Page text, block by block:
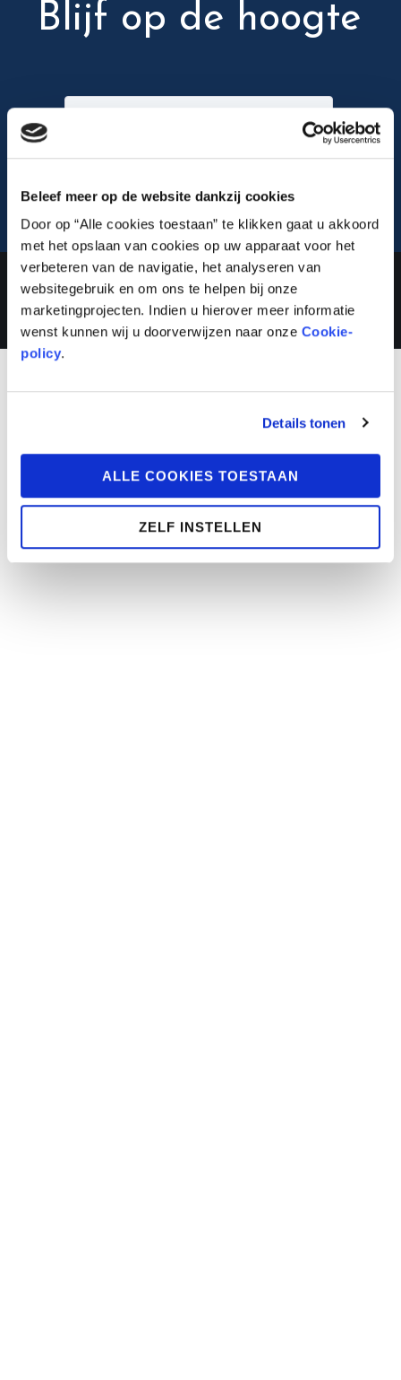
Beleef meer op de website dankzij cookies
Door op “Alle cookies toestaan” te klikken gaat u akkoord
met het opslaan van cookies op uw apparaat voor het
verbeteren van de navigatie, het analyseren van
websitegebruik en om ons te helpen bij onze
marketingprojecten. Indien u hierover meer informatie
wenst kunnen wij u doorverwijzen naar onze Cookie-
policy.
Details tonen
ALLE COOKIES TOESTAAN
ZELF INSTELLEN
Blijf op de hoogte
Lauwert.com©2026 .
All rights reserved. –cookiebeleid –privacybeleid